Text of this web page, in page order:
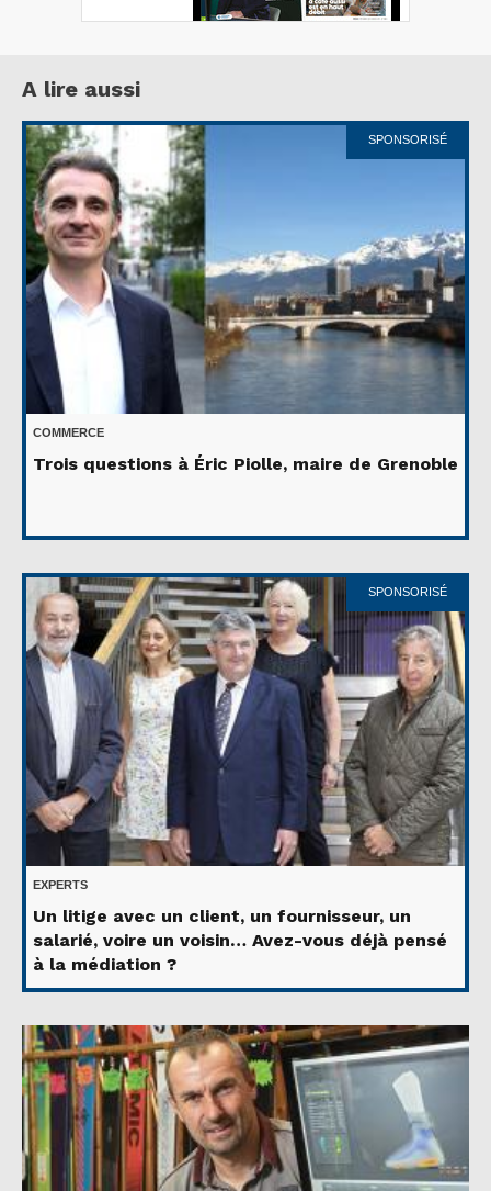
A lire aussi
SPONSORISÉ
COMMERCE
Trois questions à Éric Piolle, maire de Grenoble
SPONSORISÉ
EXPERTS
Un litige avec un client, un fournisseur, un
salarié, voire un voisin… Avez-vous déjà pensé
à la médiation ?